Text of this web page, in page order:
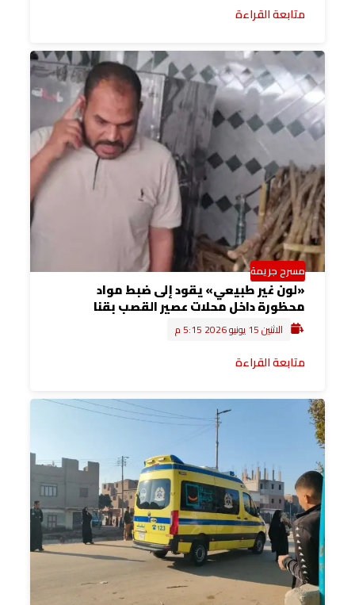
متابعة القراءة
مسرح جريمة
«لون غير طبيعي» يقود إلى ضبط مواد
محظورة داخل محلات عصير القصب بقنا
الاثنين 15 يونيو 2026 5:15 م
متابعة القراءة